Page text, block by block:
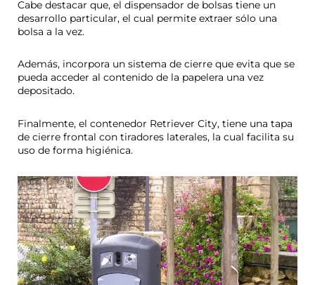
Cabe destacar que, el dispensador de bolsas tiene un
desarrollo particular, el cual permite extraer sólo una
bolsa a la vez.
Además, incorpora un sistema de cierre que evita que se
pueda acceder al contenido de la papelera una vez
depositado.
Finalmente, el contenedor Retriever City, tiene una tapa
de cierre frontal con tiradores laterales, la cual facilita su
uso de forma higiénica.